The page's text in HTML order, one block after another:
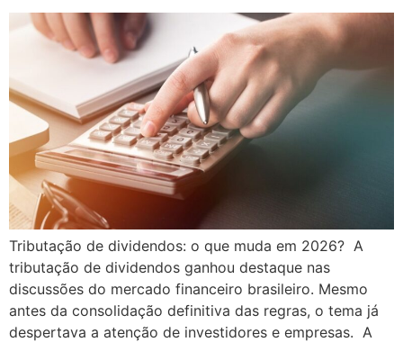
Tributação de dividendos: o que muda em 2026? A
tributação de dividendos ganhou destaque nas
discussões do mercado financeiro brasileiro. Mesmo
antes da consolidação definitiva das regras, o tema já
despertava a atenção de investidores e empresas. A